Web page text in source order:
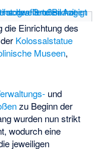
die Einrichtung des
Kolossalstatue
Museen,
und
zu Beginn der
wurden nun strikt
wodurch eine
jeweiligen